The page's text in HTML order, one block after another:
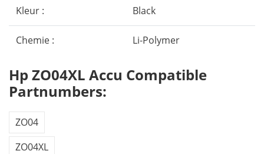
Kleur : Black
Chemie : Li-Polymer
Hp ZO04XL Accu Compatible
Partnumbers:
ZO04
ZO04XL